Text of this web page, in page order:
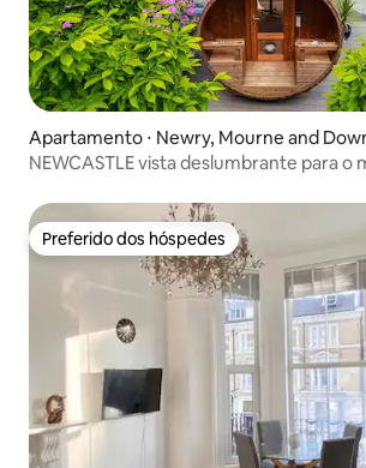
Apartamento ⋅ Newry, Mourne and
NEWCASTLE vista deslumbrante para o
Preferido dos hóspedes
Preferido dos hóspedes